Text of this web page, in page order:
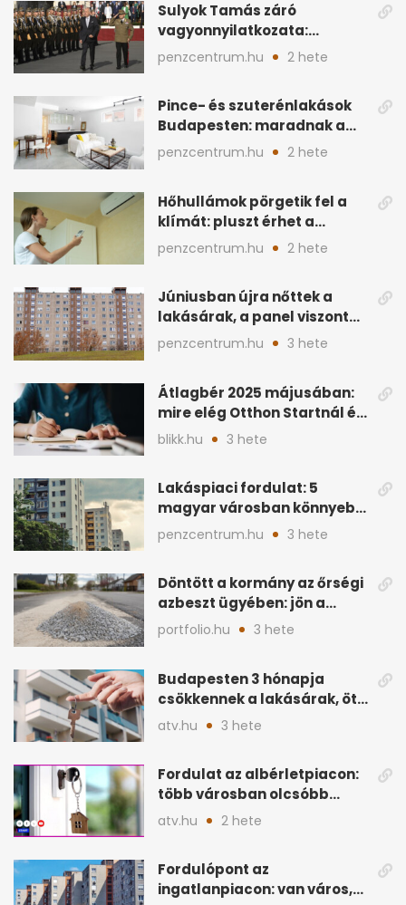
Sulyok Tamás záró
vagyonnyilatkozata:
ingatlanok és
megtakarítások
penzcentrum.hu 2 hete
Pince- és szuterénlakások
Budapesten: maradnak a
szigorú szabályok
penzcentrum.hu 2 hete
Hőhullámok pörgetik fel a
klímát: pluszt érhet a
lakásban a hűtés
penzcentrum.hu 2 hete
Júniusban újra nőttek a
lakásárak, a panel viszont
lemaradt
penzcentrum.hu 3 hete
Átlagbér 2025 májusában:
mire elég Otthon Startnál és
hitelnél?
blikk.hu 3 hete
Lakáspiaci fordulat: 5
magyar városban könnyebb
lett lakást venni
penzcentrum.hu 3 hete
Döntött a kormány az őrségi
azbeszt ügyében: jön a
rendezés
portfolio.hu 3 hete
Budapesten 3 hónapja
csökkennek a lakásárak, öt
éve nem volt ilyen
atv.hu 3 hete
Fordulat az albérletpiacon:
több városban olcsóbb
lehet a hiteltörlesztő
atv.hu 2 hete
Fordulópont az
ingatlanpiacon: van város,